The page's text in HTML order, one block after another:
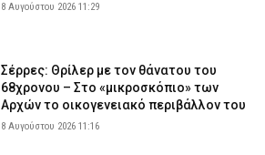
8 Αυγούστου 2026 11:29
Σέρρες: Θρίλερ με τον θάνατου του
68χρονου – Στο «μικροσκόπιο» των
Αρχών το οικογενειακό περιβάλλον του
8 Αυγούστου 2026 11:16